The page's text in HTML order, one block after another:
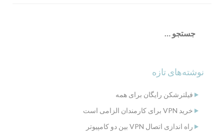
برای:
نوشته‌های تازه
فیلترشکن رایگان برای همه
خرید VPN برای کارمندان الزامی است
راه اندازی اتصال VPN بین دو کامپیوتر